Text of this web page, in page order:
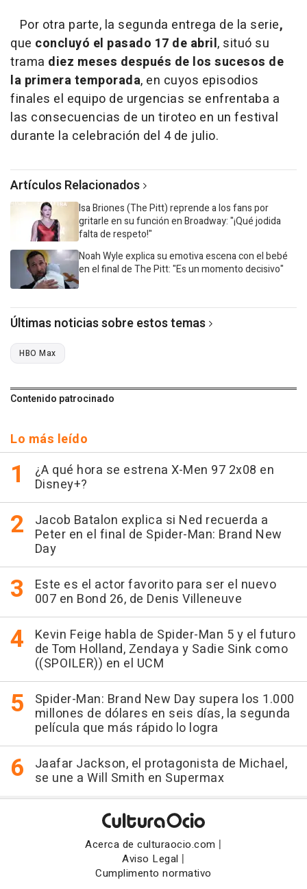
Por otra parte, la segunda entrega de la serie,
que concluyó el pasado 17 de abril, situó su
trama diez meses después de los sucesos de
la primera temporada, en cuyos episodios
finales el equipo de urgencias se enfrentaba a
las consecuencias de un tiroteo en un festival
durante la celebración del 4 de julio.
Artículos Relacionados
Isa Briones (The Pitt) reprende a los fans por
gritarle en su función en Broadway: "¡Qué jodida
falta de respeto!"
Noah Wyle explica su emotiva escena con el bebé
en el final de The Pitt: "Es un momento decisivo"
Últimas noticias sobre estos temas
HBO Max
Contenido patrocinado
Lo más leído
¿A qué hora se estrena X-Men 97 2x08 en
Disney+?
Jacob Batalon explica si Ned recuerda a
Peter en el final de Spider-Man: Brand New
Day
Este es el actor favorito para ser el nuevo
007 en Bond 26, de Denis Villeneuve
Kevin Feige habla de Spider-Man 5 y el futuro
de Tom Holland, Zendaya y Sadie Sink como
((SPOILER)) en el UCM
Spider-Man: Brand New Day supera los 1.000
millones de dólares en seis días, la segunda
película que más rápido lo logra
Jaafar Jackson, el protagonista de Michael,
se une a Will Smith en Supermax
Acerca de culturaocio.com |
Aviso Legal |
Cumplimento normativo